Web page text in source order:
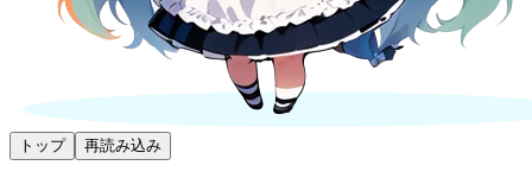
トップ 再読み込み